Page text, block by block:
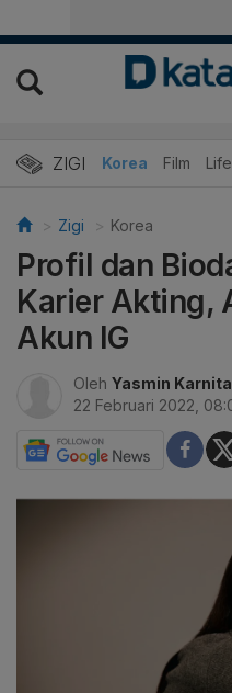
ZIGI
Hits Korea Film
Zigi Korea
Profil dan
Karier Akting,
Akun IG
Oleh Yasmin Karnita
22 Februari 2022,